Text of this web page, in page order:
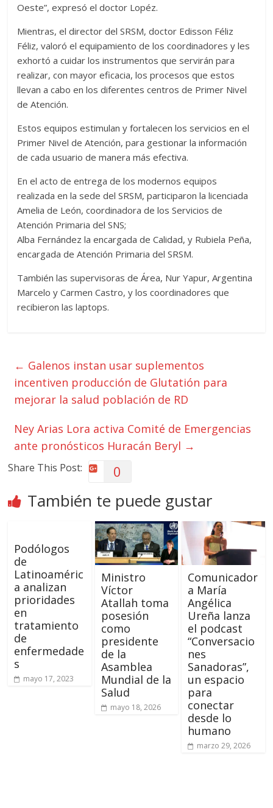
Oeste”, expresó el doctor Lopéz.
Mientras, el director del SRSM, doctor Edisson Féliz
Féliz, valoró el equipamiento de los coordinadores y les
exhortó a cuidar los instrumentos que servirán para
realizar, con mayor eficacia, los procesos que estos
llevan a cabo en los diferentes centros de Primer Nivel
de Atención.
Estos equipos estimulan y fortalecen los servicios en el
Primer Nivel de Atención, para gestionar la información
de cada usuario de manera más efectiva.
En el acto de entrega de los modernos equipos
realizada en la sede del SRSM, participaron la licenciada
Amelia de León, coordinadora de los Servicios de
Atención Primaria del SNS;
Alba Fernández la encargada de Calidad, y Rubiela Peña,
encargada de Atención Primaria del SRSM.
También las supervisoras de Área, Nur Yapur, Argentina
Marcelo y Carmen Castro, y los coordinadores que
recibieron las laptops.
← Galenos instan usar suplementos
incentiven producción de Glutatión para
mejorar la salud población de RD
Ney Arias Lora activa Comité de Emergencias
ante pronósticos Huracán Beryl →
Share This Post: 0
También te puede gustar
Podólogos
de
Latinoaméric
a analizan
prioridades
en
tratamiento
de
enfermedade
s
mayo 17, 2023
Ministro
Víctor
Atallah toma
posesión
como
presidente
de la
Asamblea
Mundial de la
Salud
mayo 18, 2026
Comunicador
a María
Angélica
Ureña lanza
el podcast
“Conversacio
nes
Sanadoras”,
un espacio
para
conectar
desde lo
humano
marzo 29, 2026